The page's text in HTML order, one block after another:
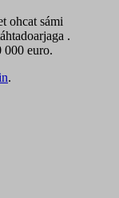
ohcat sámi
.
000 euro.
.